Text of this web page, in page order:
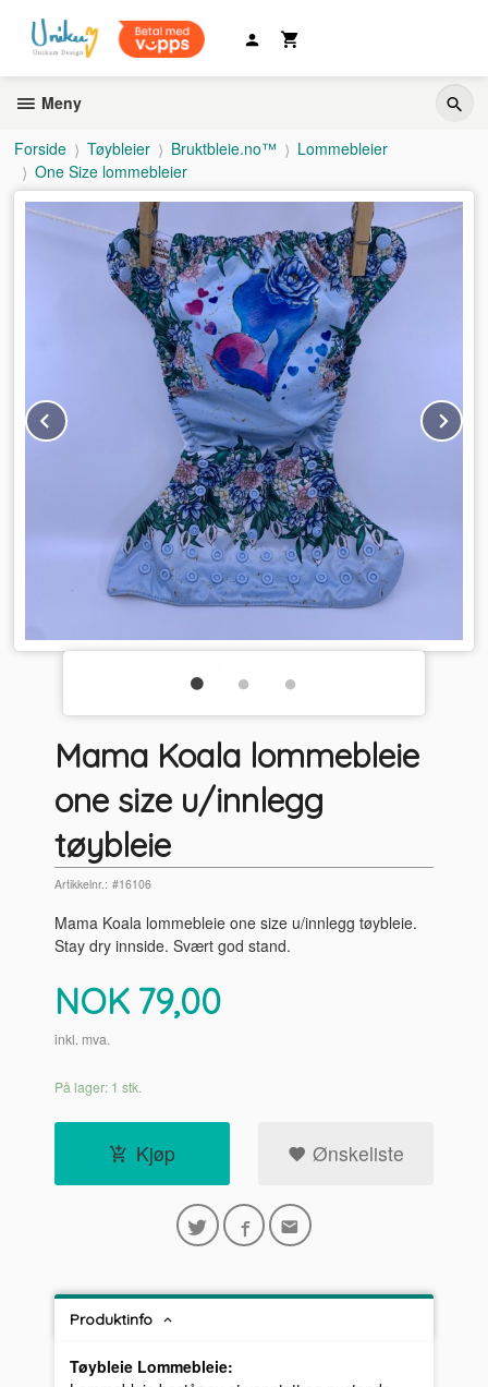
innholdet
Meny
Forside Tøybleier Bruktbleie.no™
Lommebleier
One Size lommebleier
Prev
Mama Koala lommebleie
one size u/innlegg
tøybleie
Artikkelnr.: #16106
Mama Koala lommebleie one size u/innlegg tøybleie.
Stay dry innside. Svært god stand.
Pris
NOK 79,00
inkl. mva.
På lager: 1 stk.
Kjøp Ønskeliste
Produktinfo
Tøybleie Lommebleie: